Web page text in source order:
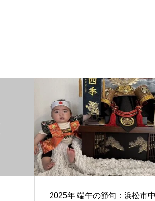
2025年 端午の節句：浜松市中